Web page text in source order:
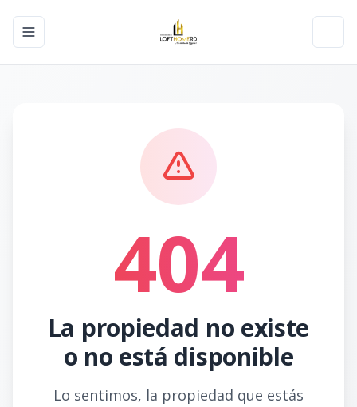
Toggle navigation menu
404
La propiedad no existe
o no está disponible
Lo sentimos, la propiedad que estás